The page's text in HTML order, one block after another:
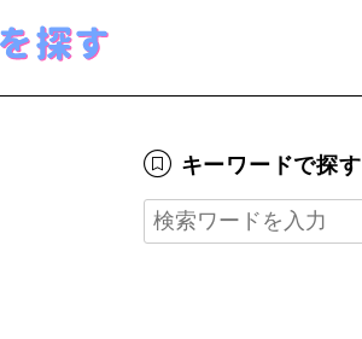
キーワードで探す